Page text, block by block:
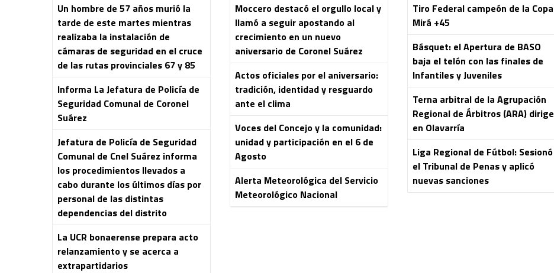
Un hombre de 57 años murió la
tarde de este martes mientras
realizaba la instalación de
cámaras de seguridad en el cruce
de las rutas provinciales 67 y 85
Informa La Jefatura de Policía de
Seguridad Comunal de Coronel
Suárez
Jefatura de Policía de Seguridad
Comunal de Cnel Suárez informa
los procedimientos llevados a
cabo durante los últimos días por
personal de las distintas
dependencias del distrito
La UCR bonaerense prepara acto
relanzamiento y se acerca a
extrapartidarios
Moccero destacó el orgullo local y
llamó a seguir apostando al
crecimiento en un nuevo
aniversario de Coronel Suárez
Actos oficiales por el aniversario:
tradición, identidad y resguardo
ante el clima
Voces del Concejo y la comunidad:
unidad y participación en el 6 de
Agosto
Alerta Meteorológica del Servicio
Meteorológico Nacional
Tiro Federal campeón de la Copa
Mirá +45
Básquet: el Apertura de BASO
baja el telón con las finales de
Infantiles y Juveniles
Terna arbitral de la Agrupación
Regional de Árbitros (ARA) dirige
en Olavarría
Liga Regional de Fútbol: Sesionó
el Tribunal de Penas y aplicó
nuevas sanciones